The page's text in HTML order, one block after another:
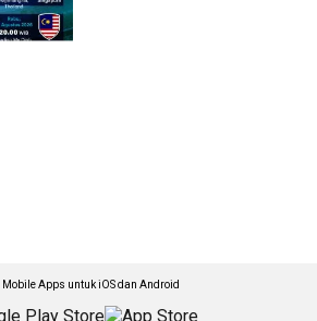
Mobile Apps untuk iOS dan Android